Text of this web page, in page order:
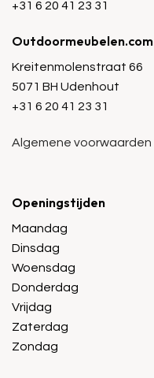
+31 6 20 41 23 31
Outdoormeubelen.com
Kreitenmolenstraat 66
5071 BH Udenhout
+31 6 20 41 23 31
Algemene voorwaarden
Openingstijden
Maandag
Dinsdag
Woensdag
Donderdag
Vrijdag
Zaterdag
Zondag